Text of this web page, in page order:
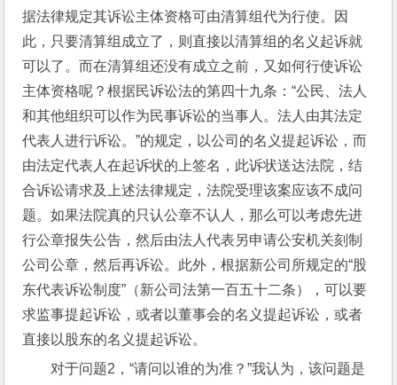
据法律规定其诉讼主体资格可由清算组代为行使。因
此，只要清算组成立了，则直接以清算组的名义起诉就
可以了。而在清算组还没有成立之前，又如何行使诉讼
主体资格呢？根据民诉讼法的第四十九条：“公民、法人
和其他组织可以作为民事诉讼的当事人。法人由其法定
代表人进行诉讼。”的规定，以公司的名义提起诉讼，而
由法定代表人在起诉状的上签名，此诉状送达法院，结
合诉讼请求及上述法律规定，法院受理该案应该不成问
题。如果法院真的只认公章不认人，那么可以考虑先进
行公章报失公告，然后由法人代表另申请公安机关刻制
公司公章，然后再诉讼。此外，根据新公司所规定的“股
东代表诉讼制度”（新公司法第一百五十二条），可以要
求监事提起诉讼，或者以董事会的名义提起诉讼，或者
直接以股东的名义提起诉讼。
对于问题2，“请问以谁的为准？”我认为，该问题是